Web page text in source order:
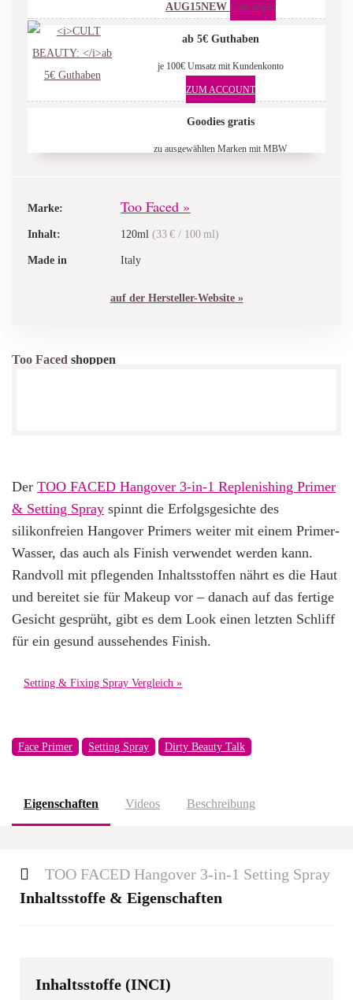
AUG15NEW Code zeigen
ab 5€ Guthaben
je 100€ Umsatz mit Kundenkonto
ZUM ACCOUNT
Goodies gratis
zu ausgewählten Marken mit MBW
auf ausgewählte Artikel
alle Beauty Deals »
Marke: Too Faced »
Inhalt: 120ml (33 € / 100 ml)
Made in Italy
auf der Hersteller-Website »
Too Faced shoppen
Der TOO FACED Hangover 3-in-1 Replenishing Primer
& Setting Spray spinnt die Erfolgsgesichte des
silikonfreien Hangover Primers weiter mit einem Primer-
Wasser, das auch als Finish verwendet werden kann.
Randvoll mit pflegenden Inhaltsstoffen nährt es die Haut
und bereitet sie für Makeup vor – danach auf das fertige
Gesicht gesprüht, gibt es dem Look einen letzten Schliff
für ein gesund aussehendes Finish.
Setting & Fixing Spray Vergleich »
Face Primer Setting Spray Dirty Beauty Talk
Eigenschaften Videos Beschreibung
TOO FACED Hangover 3-in-1 Setting Spray
Inhaltsstoffe & Eigenschaften
Inhaltsstoffe (INCI)